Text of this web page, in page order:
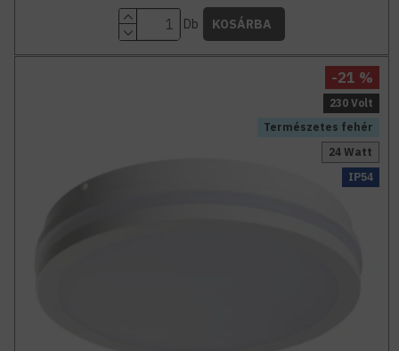
Db KOSÁRBA
Természetes fehér
230 Volt
IP54
24 Watt
-21 %